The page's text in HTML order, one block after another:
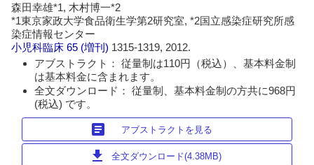
森田幸雄*1, 木村博一*2
*1東京家政大学食品衛生学第2研究室, *2国立感染症研究所感
染症情報センター
小児科臨床 65 (増刊) 1315-1319, 2012.
アブストラクト： 従量制は110円（税込）、基本料金制
は基本料金に含まれます。
全文ダウンロード： 従量制、基本料金制の方共に968円
(税込) です。
article アブストラクトを見る
download 全文ダウンロード(4.38MB)